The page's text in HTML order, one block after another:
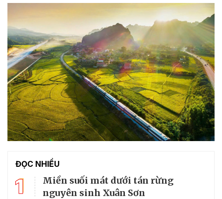
ĐỌC NHIỀU
1
Miền suối mát dưới tán rừng
nguyên sinh Xuân Sơn